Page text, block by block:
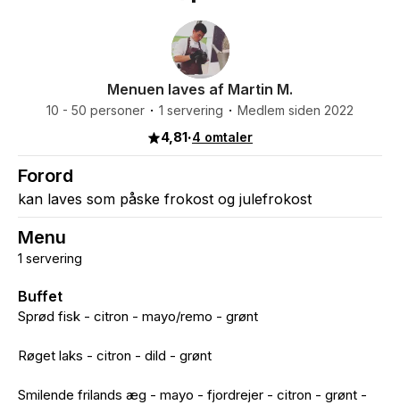
Menuen laves af Martin M.
10 - 50 personer 1 servering Medlem siden 2022
4,81·4 omtaler
Forord
kan laves som påske frokost og julefrokost
Menu
1 servering
Buffet
Sprød fisk - citron - mayo/remo - grønt
Røget laks - citron - dild - grønt
Smilende frilands æg - mayo - fjordrejer - citron - grønt -